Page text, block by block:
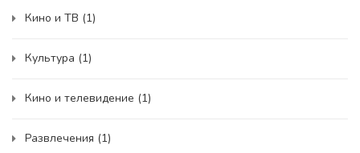
Кино и ТВ (1)
Культура (1)
Кино и телевидение (1)
Развлечения (1)